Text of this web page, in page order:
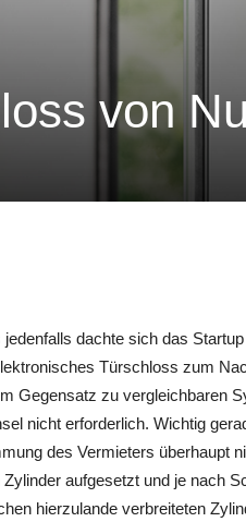
von
dachte sich das Startup
Türschloss zum
Gegensatz zu vergleichbaren
nicht erforderlich. Wichtig
des Vermieters überhaupt
aufgesetzt und je nach
hierzulande verbreiteten